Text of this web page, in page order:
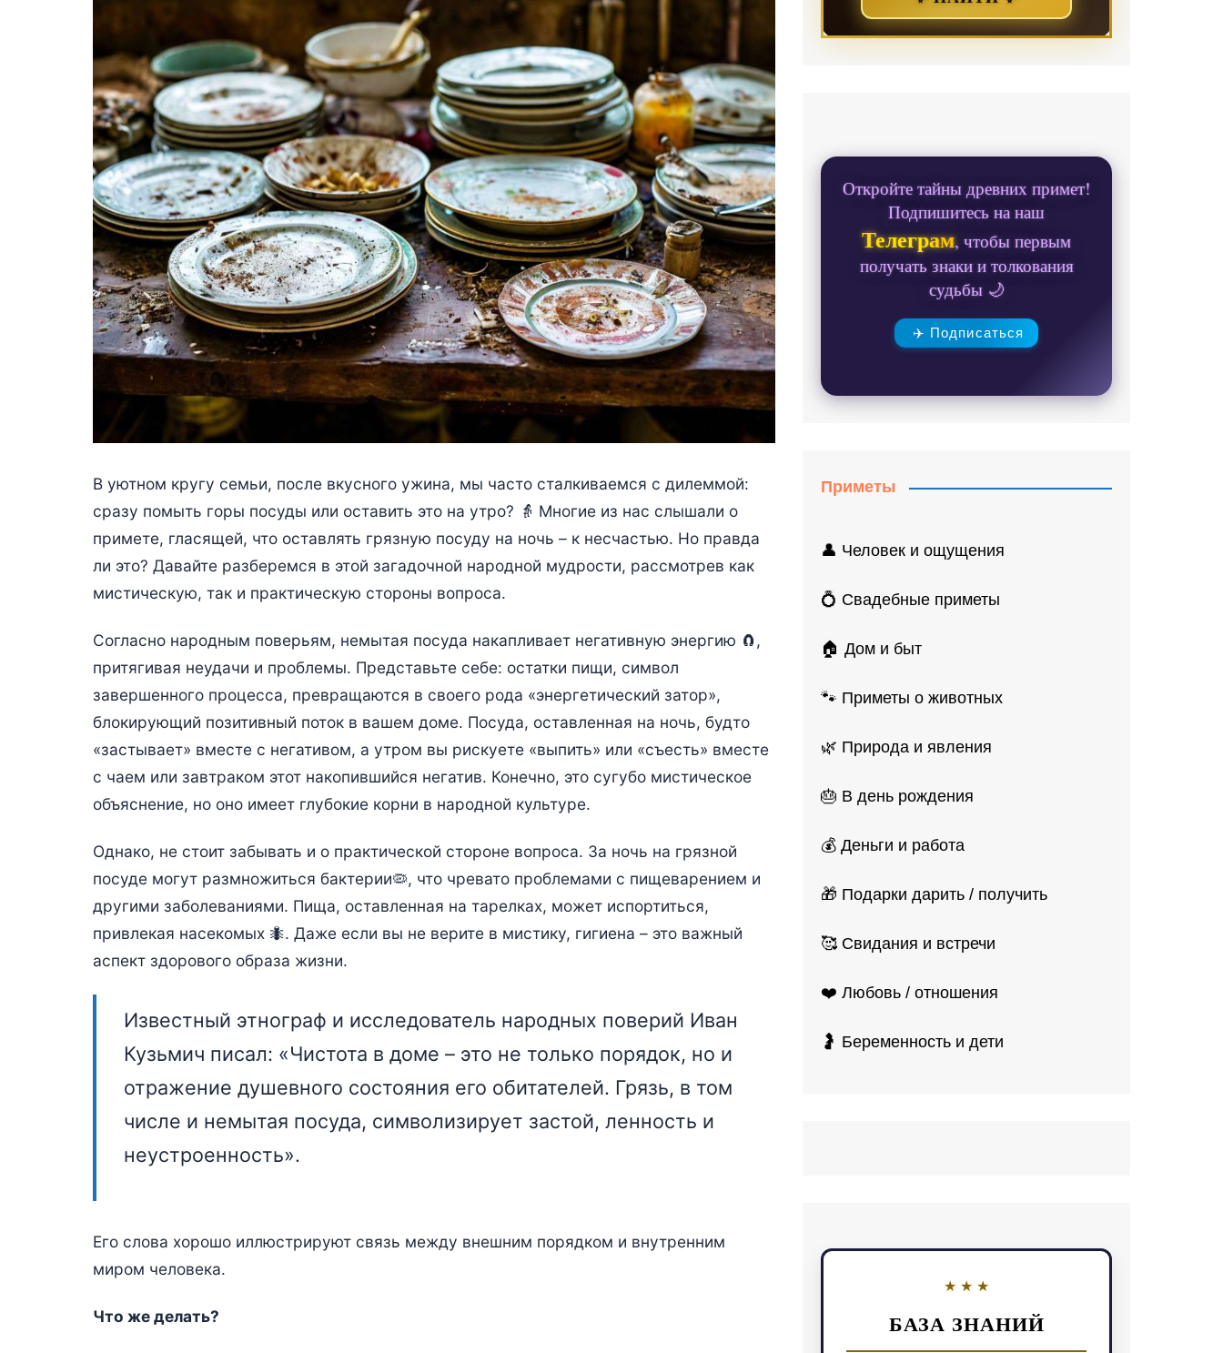
В уютном кругу семьи, после вкусного ужина, мы часто сталкиваемся с дилеммой:
сразу помыть горы посуды или оставить это на утро? 👵 Многие из нас слышали о
примете, гласящей, что оставлять грязную посуду на ночь – к несчастью. Но правда
ли это? Давайте разберемся в этой загадочной народной мудрости, рассмотрев как
мистическую, так и практическую стороны вопроса.
Согласно народным поверьям, немытая посуда накапливает негативную энергию 🧲,
притягивая неудачи и проблемы. Представьте себе: остатки пищи, символ
завершенного процесса, превращаются в своего рода «энергетический затор»,
блокирующий позитивный поток в вашем доме. Посуда, оставленная на ночь, будто
«застывает» вместе с негативом, а утром вы рискуете «выпить» или «съесть» вместе
с чаем или завтраком этот накопившийся негатив. Конечно, это сугубо мистическое
объяснение, но оно имеет глубокие корни в народной культуре.
Однако, не стоит забывать и о практической стороне вопроса. За ночь на грязной
посуде могут размножиться бактерии🦠, что чревато проблемами с пищеварением и
другими заболеваниями. Пища, оставленная на тарелках, может испортиться,
привлекая насекомых 🐜. Даже если вы не верите в мистику, гигиена – это важный
аспект здорового образа жизни.
Известный этнограф и исследователь народных поверий Иван
Кузьмич писал: «Чистота в доме – это не только порядок, но и
отражение душевного состояния его обитателей. Грязь, в том
числе и немытая посуда, символизирует застой, ленность и
неустроенность».
Его слова хорошо иллюстрируют связь между внешним порядком и внутренним
миром человека.
Что же делать?
Откройте тайны древних примет!
Подпишитесь на наш
Телеграм, чтобы первым
получать знаки и толкования
судьбы 🌙
✈️ Подписаться
Приметы
👤 Человек и ощущения
💍 Свадебные приметы
🏠 Дом и быт
🐾 Приметы о животных
🌿 Природа и явления
🎂 В день рождения
💰 Деньги и работа
🎁 Подарки дарить / получить
🥰 Свидания и встречи
❤️ Любовь / отношения
🤰 Беременность и дети
БАЗА ЗНАНИЙ